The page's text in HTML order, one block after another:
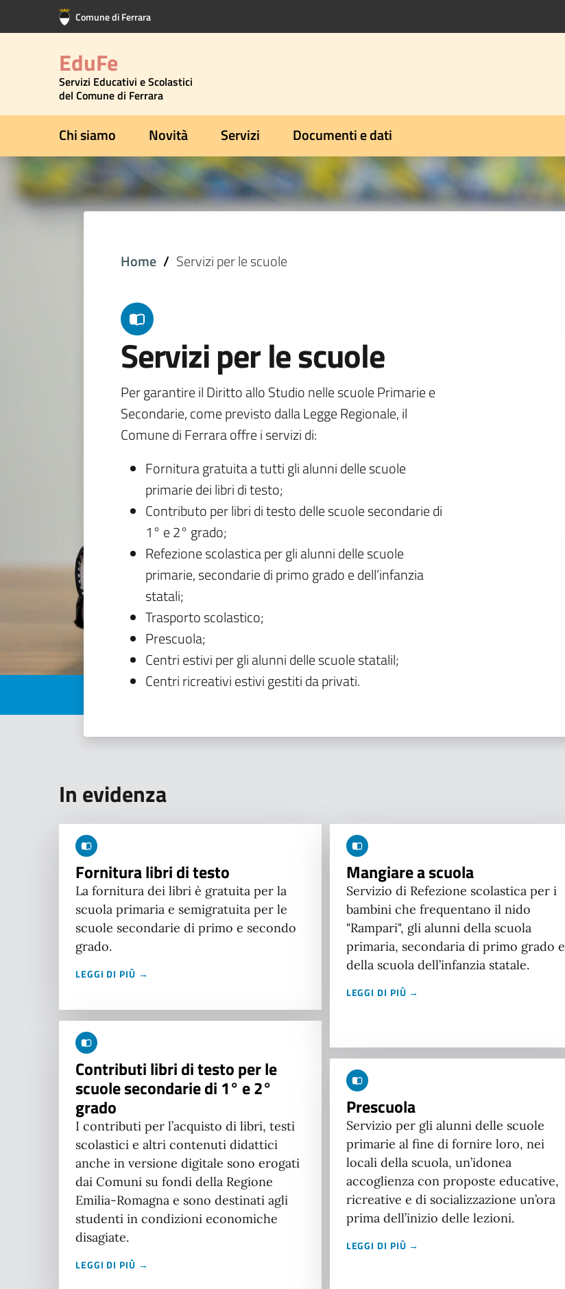
Vai al contenuto principale
Vai al footer Comune di Ferrara
EduFe
Servizi Educativi e Scolastici
del Comune di Ferrara
Chi siamo Novità Servizi Documenti e dati
Home Servizi per le scuole
Servizi per le scuole
Per garantire il Diritto allo Studio nelle scuole Primarie e
Secondarie, come previsto dalla Legge Regionale, il
Comune di Ferrara offre i servizi di:
Fornitura gratuita a tutti gli alunni delle scuole
primarie dei libri di testo;
Contributo per libri di testo delle scuole secondarie di
1° e 2° grado;
Refezione scolastica per gli alunni delle scuole
primarie, secondarie di primo grado e dell’infanzia
statali;
Trasporto scolastico;
Prescuola;
Centri estivi per gli alunni delle scuole statalil;
Centri ricreativi estivi gestiti da privati.
In evidenza
Fornitura libri di testo
La fornitura dei libri è gratuita per la
scuola primaria e semigratuita per le
scuole secondarie di primo e secondo
grado.
LEGGI DI PIÙ →
Contributi libri di testo per le
scuole secondarie di 1° e 2°
grado
I contributi per l’acquisto di libri, testi
scolastici e altri contenuti didattici
anche in versione digitale sono erogati
dai Comuni su fondi della Regione
Emilia-Romagna e sono destinati agli
studenti in condizioni economiche
disagiate.
LEGGI DI PIÙ →
Mangiare a scuola
Servizio di Refezione scolastica per i
bambini che frequentano il nido
"Rampari", gli alunni della scuola
primaria, secondaria di primo grado e
della scuola dell’infanzia statale.
LEGGI DI PIÙ →
Prescuola
Servizio per gli alunni delle scuole
primarie al fine di fornire loro, nei
locali della scuola, un’idonea
accoglienza con proposte educative,
ricreative e di socializzazione un’ora
prima dell’inizio delle lezioni.
LEGGI DI PIÙ →